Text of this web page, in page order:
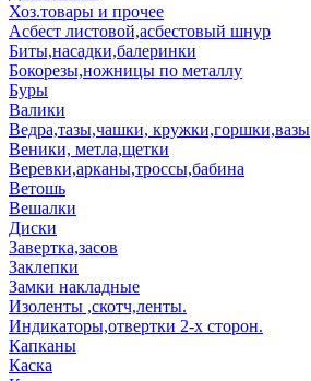
Хоз.товары и прочее
Асбест листовой,асбестовый шнур
Биты,насадки,балеринки
Бокорезы,ножницы по металлу
Буры
Валики
Ведра,тазы,чашки, кружки,горшки,вазы
Веники, метла,щетки
Веревки,арканы,троссы,бабина
Ветошь
Вешалки
Диски
Завертка,засов
Заклепки
Замки накладные
Изоленты ,скотч,ленты.
Индикаторы,отвертки 2-х сторон.
Капканы
Каска